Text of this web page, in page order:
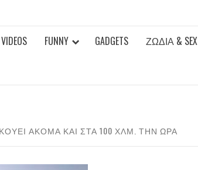
VIDEOS FUNNY GADGETS ΖΏΔΙΑ & SEX
ΑΚΌΜΑ ΚΑΙ ΣΤΑ 100 ΧΛΜ. ΤΗΝ ΏΡΑ